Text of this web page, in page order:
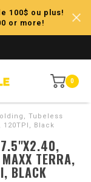
100$ ou plus!
or more!
0
Tubeless
120TPI, Black
TERRA,
BLACK